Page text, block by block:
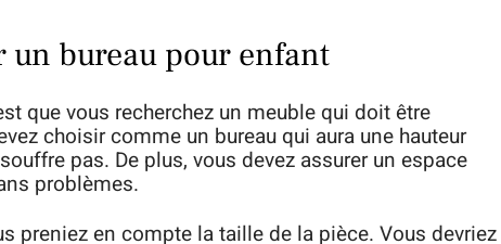
un bureau pour enfant
que vous recherchez un meuble qui doit être
choisir comme un bureau qui aura une hauteur
pas. De plus, vous devez assurer un espace
problèmes.
preniez en compte la taille de la pièce. Vous devriez